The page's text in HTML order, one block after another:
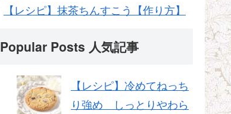
【レシピ】抹茶ちんすこう【作り方】
Popular Posts 人気記事
【レシピ】冷めてねっち
り強め しっとりやわら